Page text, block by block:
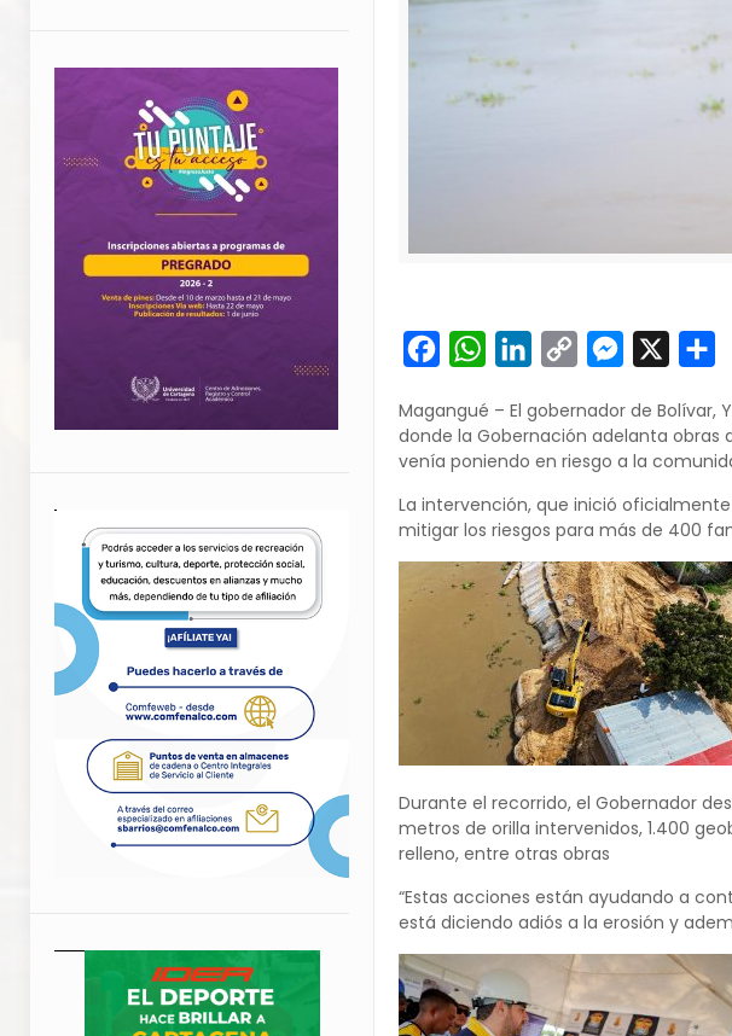
FacebookWhatsAppLinkedIn
Copy
Messenger
Magangué – El gobernador de
donde la Gobernación adelanta obras
venía poniendo en riesgo a la
La intervención, que inició
mitigar los riesgos para más de 400
Durante el recorrido, el Gobernador
metros de orilla intervenidos, 1.400
relleno, entre otras obras
“Estas acciones están ayudando a
está diciendo adiós a la erosión y